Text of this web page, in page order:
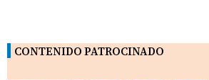
CONTENIDO PATROCINADO